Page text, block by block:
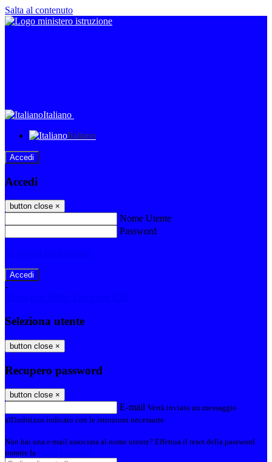
Salta al contenuto
Italiano
Italiano
Accedi
Accedi
button close ×
Nome Utente
Password
-
Seleziona utente
button close ×
Recupero password
button close ×
E-mail Verrà inviato un messaggio
all'indirizzo indicato con le istruzioni necessarie.
Non hai una e-mail associata al nome utente? Effettua il reset della password
tramite la